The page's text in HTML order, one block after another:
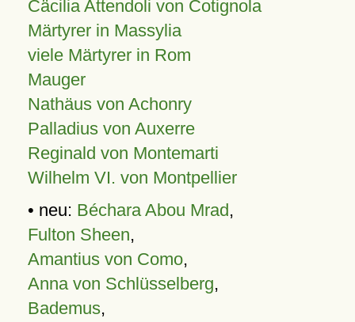
Cäcilia Attendoli von Cotignola
Märtyrer in Massylia
viele Märtyrer in Rom
Mauger
Nathäus von Achonry
Palladius von Auxerre
Reginald von Montemarti
Wilhelm VI. von Montpellier
• neu: Béchara Abou Mrad,
Fulton Sheen,
Amantius von Como,
Anna von Schlüsselberg,
Bademus,